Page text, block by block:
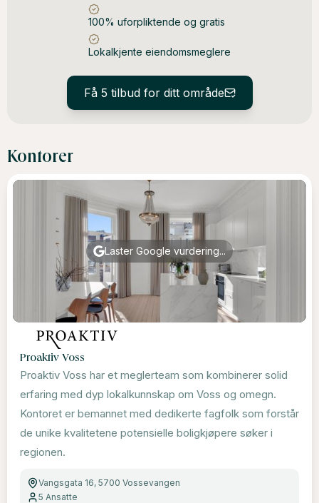
100% uforpliktende og gratis
Lokalkjente eiendomsmeglere
Få 5 tilbud for ditt område
Kontorer
Laster Google vurdering...
Proaktiv Voss
Proaktiv Voss har et meglerteam som kombinerer solid
erfaring med dyp lokalkunnskap om Voss og omegn.
Kontoret er bemannet med dedikerte fagfolk som forstår
de unike kvalitetene potensielle boligkjøpere søker i
regionen.
Vangsgata 16, 5700 Vossevangen
5 Ansatte